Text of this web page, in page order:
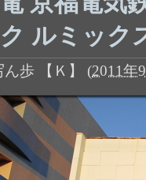
ルミック
ん歩 【Ｋ】 (2011年